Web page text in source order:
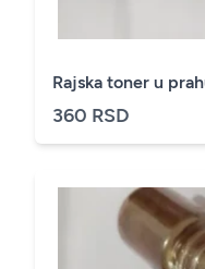
Rajska toner u
360 RSD